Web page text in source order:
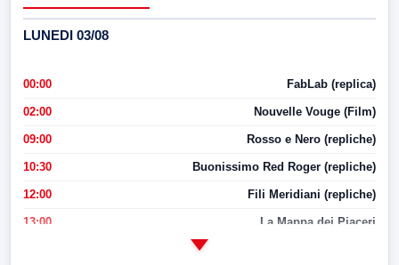
LUNEDI 03/08
00:00 FabLab (replica)
02:00 Nouvelle Vouge (Film)
09:00 Rosso e Nero (repliche)
10:30 Buonissimo Red Roger (repliche)
12:00 Fili Meridiani (repliche)
13:00 La Mappa dei Piaceri